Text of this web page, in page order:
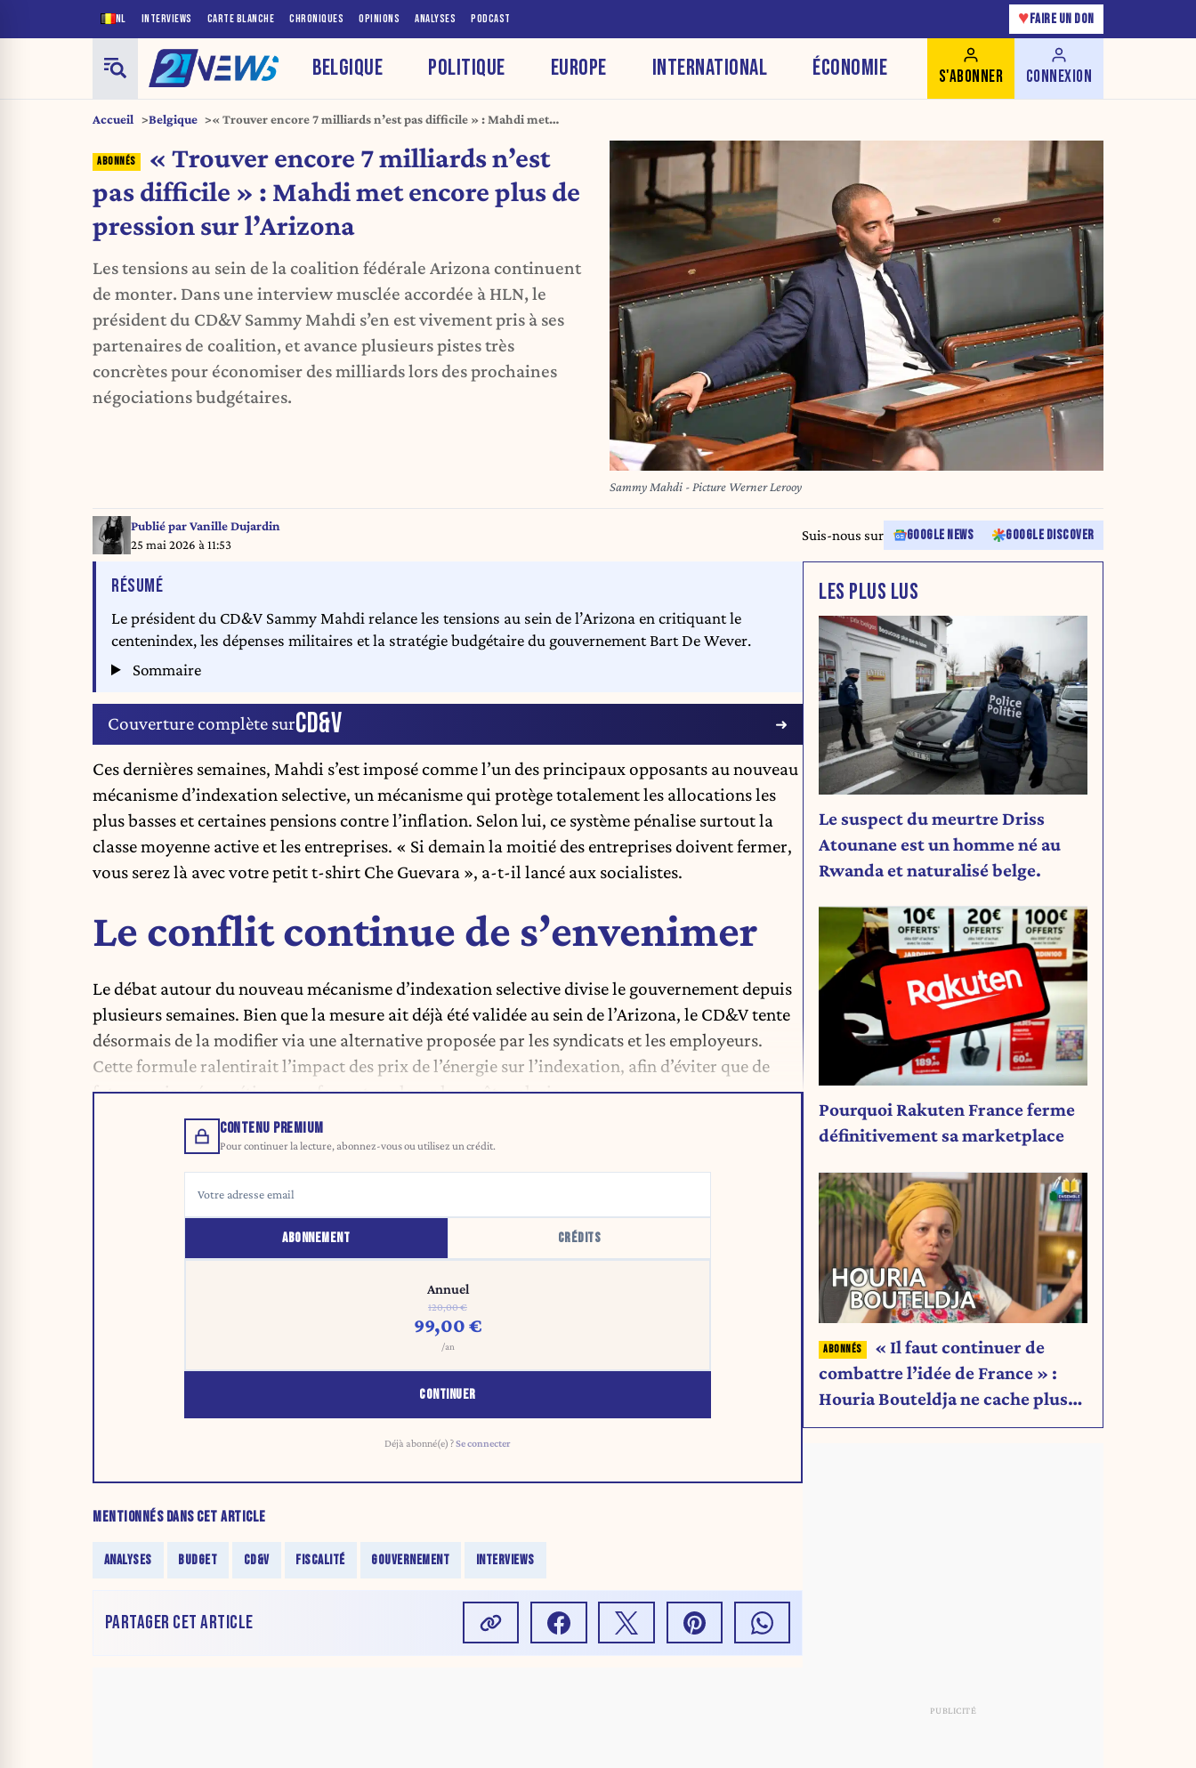
NL INTERVIEWS CARTE BLANCHE CHRONIQUES OPINIONS ANALYSES PODCAST ♥ FAIRE UN DON
BELGIQUE POLITIQUE EUROPE INTERNATIONAL ÉCONOMIE S'ABONNER CONNEXION
Accueil Belgique
« Trouver encore 7 milliards n’est pas difficile » : Mahdi met
« Trouver encore 7 milliards n’est
pas difficile » : Mahdi met encore plus de
pression sur l’Arizona
Les tensions au sein de la coalition fédérale Arizona continuent
de monter. Dans une interview musclée accordée à HLN, le
président du CD&V Sammy Mahdi s’en est vivement pris à ses
partenaires de coalition, et avance plusieurs pistes très
concrètes pour économiser des milliards lors des prochaines
négociations budgétaires.
Sammy Mahdi - Picture Werner Lerooy
Publié parVanille Dujardin
25 mai 2026 à 11:53
Suis-nous sur GOOGLE NEWS GOOGLE DISCOVER
RÉSUMÉDE L'ARTICLE
Le président du CD&V Sammy Mahdi relance les tensions au sein de l’Arizona en critiquant le
centenindex, les dépenses militaires et la stratégie budgétaire du gouvernement Bart De Wever.
Sommaire
Couverture complète surCD&V
Ces dernières semaines, Mahdi s’est imposé comme l’un des principaux opposants au nouveau
mécanisme d’indexation selective, un mécanisme qui protège totalement les allocations les
plus basses et certaines pensions contre l’inflation. Selon lui, ce système pénalise surtout la
classe moyenne active et les entreprises. « Si demain la moitié des entreprises doivent fermer,
vous serez là avec votre petit t-shirt Che Guevara », a-t-il lancé aux socialistes.
Le conflit continue de s’envenimer
Le débat autour du nouveau mécanisme d’indexation selective divise le gouvernement depuis
plusieurs semaines. Bien que la mesure ait déjà été validée au sein de l’Arizona, le CD&V tente
désormais de la modifier via une alternative proposée par les syndicats et les employeurs.
Cette formule ralentirait l’impact des prix de l’énergie sur l’indexation, afin d’éviter que de
futures crises énergétiques ne fassent exploser les coûts salariaux.
CONTENU PREMIUM
Pour continuer la lecture, abonnez-vous ou utilisez un crédit.
ABONNEMENT CRÉDITS
Annuel
120,00 €
99,00 €
/an
CONTINUER
Déjà abonné(e) ?Se connecter
MENTIONNÉS DANS CET ARTICLE
ANALYSES BUDGET CD&V FISCALITÉ GOUVERNEMENT INTERVIEWS
PARTAGER CET ARTICLE
LES PLUS LUS
Le suspect du meurtre Driss
Atounane est un homme né au
Rwanda et naturalisé belge.
Pourquoi Rakuten France ferme
définitivement sa marketplace
« Il faut continuer de
combattre l’idée de France » :
Houria Bouteldja ne cache plus
rien de son projet